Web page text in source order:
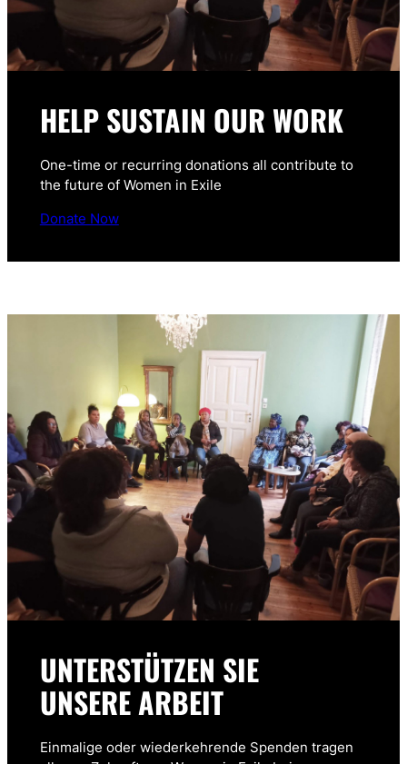
HELP SUSTAIN OUR WORK
One-time or recurring donations all contribute to
the future of Women in Exile
Donate Now
UNTERSTÜTZEN SIE
UNSERE ARBEIT
Einmalige oder wiederkehrende Spenden tragen